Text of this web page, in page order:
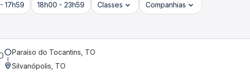
17h59 18h00 - 23h59 Classes Companhias
Paraíso do Tocantins, TO
Silvanópolis, TO